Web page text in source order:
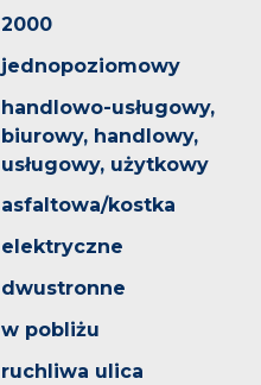
2000
jednopoziomowy
handlowo-usługowy,
biurowy, handlowy,
usługowy, użytkowy
asfaltowa/kostka
elektryczne
dwustronne
w pobliżu
ruchliwa ulica